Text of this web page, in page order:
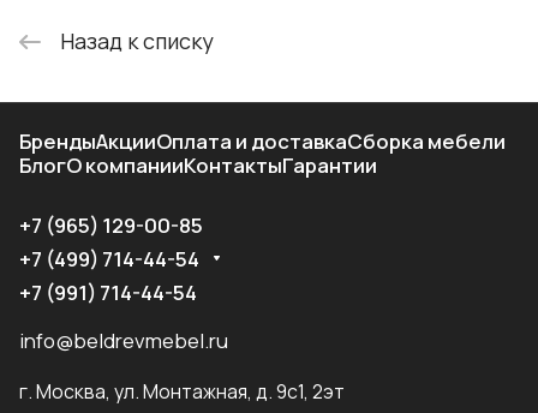
Назад к списку
БрендыАкцииОплата и доставкаСборка мебели
БлогО компанииКонтактыГарантии
+7 (965) 129-00-85
+7 (499) 714-44-54
+7 (991) 714-44-54
info@beldrevmebel.ru
г. Москва, ул. Монтажная, д. 9с1, 2эт